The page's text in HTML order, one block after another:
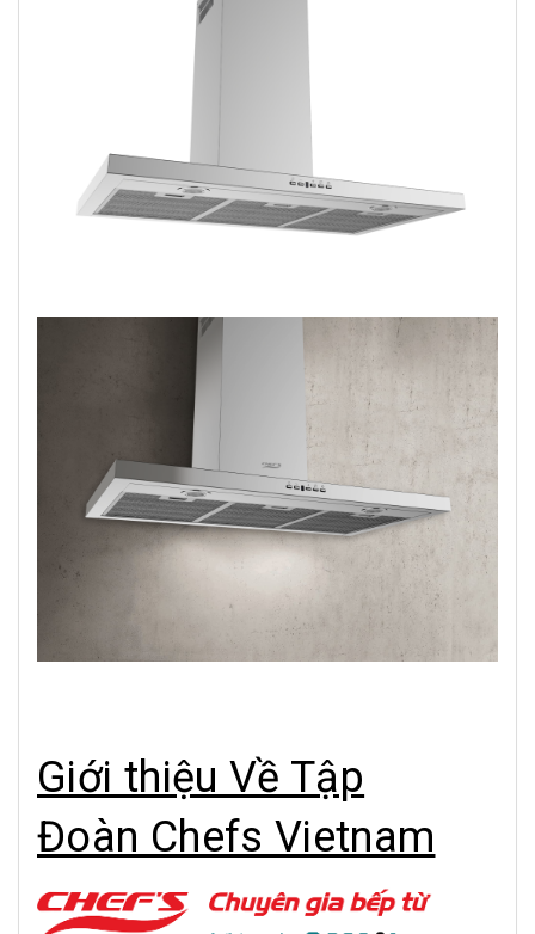
Giới thiệu Về Tập
Đoàn Chefs Vietnam